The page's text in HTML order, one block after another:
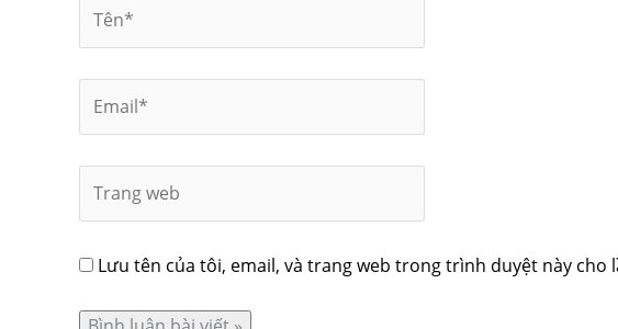
Lưu tên của tôi, email, và trang web trong trình duyệt này cho